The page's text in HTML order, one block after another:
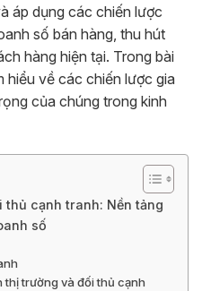
áp dụng các chiến lược
số bán hàng, thu hút
hàng hiện tại. Trong bài
hiểu về các chiến lược gia
của chúng trong kinh
cạnh tranh: Nền tảng
số
trường và đối thủ cạnh